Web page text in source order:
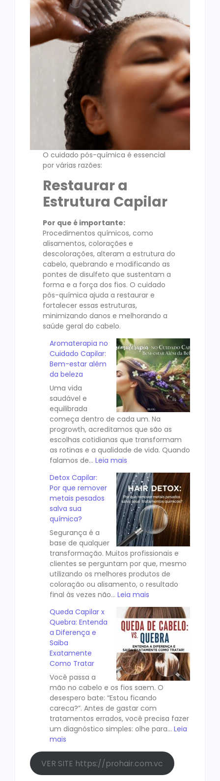
O cuidado pós-química é essencial
por várias razões:
Restaurar a
Estrutura Capilar
Por que é importante:
Procedimentos químicos, como
alisamentos, colorações e
descolorações, alteram a estrutura do
cabelo, quebrando e modificando as
pontes de disulfeto que sustentam a
forma e a força dos fios. O cuidado
pós-química ajuda a restaurar e
fortalecer essas estruturas,
minimizando danos e melhorando a
saúde geral do cabelo.
Aromaterapia no
Cuidado Capilar:
Bem-estar além
da beleza
Uma vida
saudável e
equilibrada
começa dentro de cada um. Na
progrowth, acreditamos que são as
escolhas cotidianas que transformam
as rotinas e a qualidade de vida. Quando
falamos de… Leia mais
Detox Capilar:
Por que remover
metais pesados
salva sua
química?
Segurança é a
base de qualquer
transformação. Muitos profissionais e
clientes se perguntam por que, mesmo
utilizando os melhores produtos de
coloração ou alisamento, o resultado
final às vezes não… Leia mais
Queda Capilar x
Quebra: Entenda
a Diferença e
Saiba
Exatamente
Como Tratar
Você passa a
mão no cabelo e os fios saem. O
desespero bate: “Estou ficando
careca?”. Antes de gastar com
tratamentos errados, você precisa fazer
um diagnóstico simples: olhe para… Leia
mais
VER SITE https://prohair.com.vc